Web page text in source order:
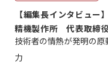
【編集長インタビュー
精機製作所 代表取締
社 長 島 正...
技術者の情熱が発明の原
力